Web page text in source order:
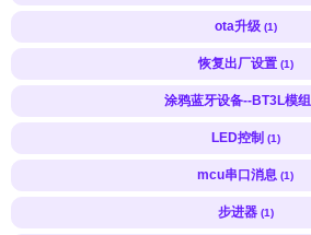
ota升级 (1)
恢复出厂设置 (1)
涂鸦蓝牙设备--BT3L模组
LED控制 (1)
mcu串口消息 (1)
步进器 (1)